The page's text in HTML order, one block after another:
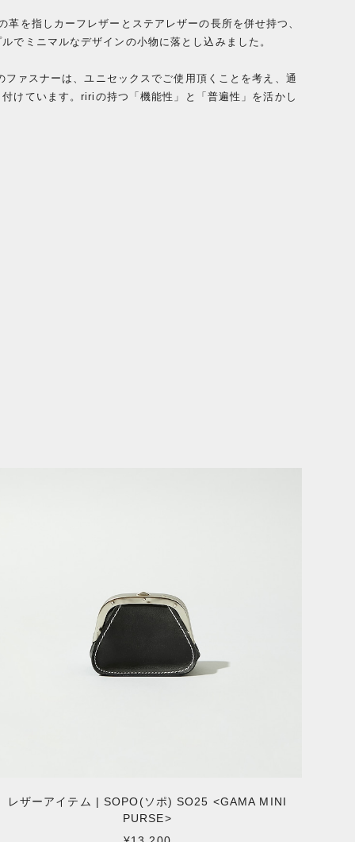
を指しカーフレザーとステアレザーの長所を併せ持つ、
でミニマルなデザインの小物に落とし込みました。
ァスナーは、ユニセックスでご使用頂くことを考え、通
けています。ririの持つ「機能性」と「普遍性」を活かし
レザーアイテム | SOPO(ソポ) SO25 <GAMA MINI
PURSE>